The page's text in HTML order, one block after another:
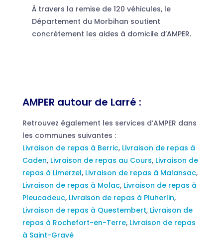
À travers la remise de 120 véhicules, le
Département du Morbihan soutient
concrètement les aides à domicile d’AMPER.
AMPER autour de Larré :
Retrouvez également les services d’AMPER dans
les communes suivantes :
Livraison de repas à Berric, Livraison de repas à
Caden, Livraison de repas au Cours, Livraison de
repas à Limerzel, Livraison de repas à Malansac,
Livraison de repas à Molac, Livraison de repas à
Pleucadeuc, Livraison de repas à Pluherlin,
Livraison de repas à Questembert, Livraison de
repas à Rochefort-en-Terre, Livraison de repas
à Saint-Gravé